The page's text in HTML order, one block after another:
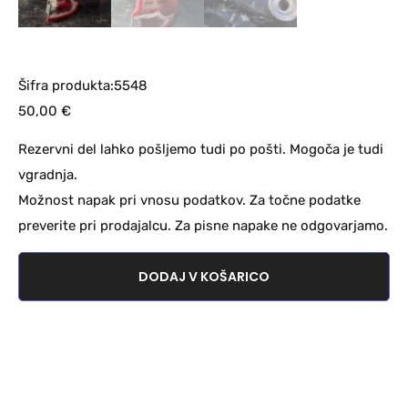
Šifra produkta:5548
50,00 €
Rezervni del lahko pošljemo tudi po pošti. Mogoča je tudi
vgradnja.
Možnost napak pri vnosu podatkov. Za točne podatke
preverite pri prodajalcu. Za pisne napake ne odgovarjamo.
DODAJ V KOŠARICO